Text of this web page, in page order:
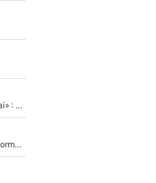
Mercato - OM - «Dès que je prends un club, je t’appellerai» : La promesse de Marcelino au moment de claquer la porte
Victime de racisme contre Murray, Kyrgios pousse un énorme coup de gueule !